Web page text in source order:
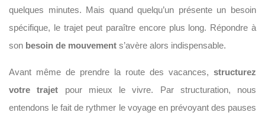
quelques minutes. Mais quand quelqu’un présente un besoin
spécifique, le trajet peut paraître encore plus long. Répondre à
son besoin de mouvement s’avère alors indispensable.
Avant même de prendre la route des vacances, structurez
votre trajet pour mieux le vivre. Par structuration, nous
entendons le fait de rythmer le voyage en prévoyant des pauses